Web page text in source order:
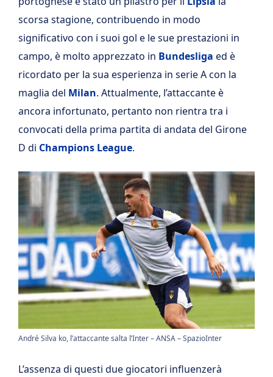
scorsa stagione, contribuendo in modo
significativo con i suoi gol e le sue prestazioni in
campo, è molto apprezzato in Bundesliga ed è
ricordato per la sua esperienza in serie A con la
maglia del Milan. Attualmente, l’attaccante è
ancora infortunato, pertanto non rientra tra i
convocati della prima partita di andata del Girone
D di Champions League.
André Silva ko, l’attaccante salta l’Inter – ANSA – SpazioInter
L’assenza di questi due giocatori influenzerà